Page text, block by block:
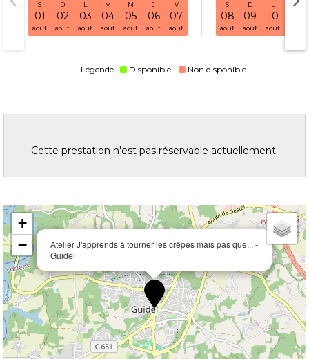
S
01
août
D
02
août
L
03
août
M
04
août
M
05
août
J
06
août
V
07
août
S
08
août
D
09
août
L
10
août
M
S32 sam. 01 août - 08 août
Légende : Disponible Non disponible
Cette prestation n'est pas réservable actuellement.
Atelier J'apprends à tourner les crêpes mais pas que... -
Guidel
+
−